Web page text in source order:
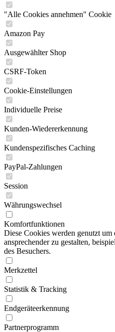
"Alle Cookies annehmen" Cookie
Amazon Pay
Ausgewählter Shop
CSRF-Token
Cookie-Einstellungen
Individuelle Preise
Kunden-Wiedererkennung
Kundenspezifisches Caching
PayPal-Zahlungen
Session
Währungswechsel
Komfortfunktionen
Diese Cookies werden genutzt um
ansprechender zu gestalten,
des Besuchers.
Merkzettel
Statistik & Tracking
Endgeräteerkennung
Partnerprogramm